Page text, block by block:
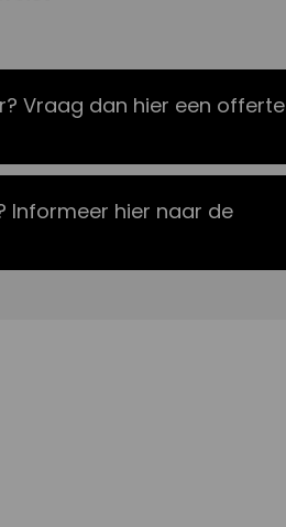
Vraag dan hier een offerte
Informeer hier naar de